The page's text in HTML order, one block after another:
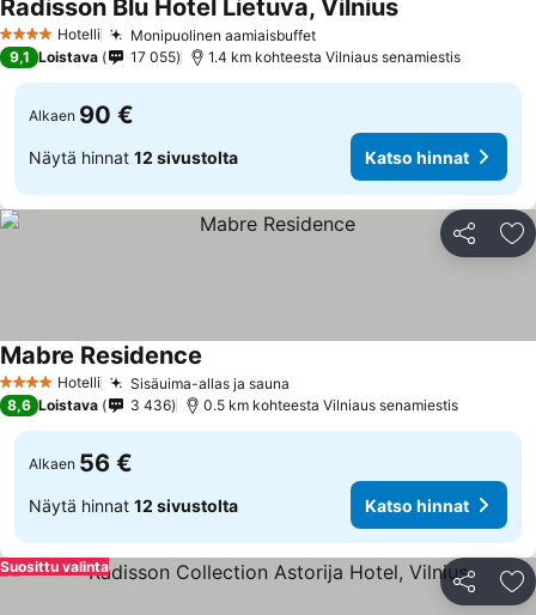
4 Tähtiluokitus
Hotelli Monipuolinen aamiaisbuffetKatso hinnat
Radisson Blu Hotel Lietuva, VilniusKatso hinnat
9,1 Loistava 17 055 1.4 km kohteesta Vilniaus senamiestis
Alkaen 90 €
Näytä hinnat 12 sivustolta Katso hinnat
Jaa
4 Tähtiluokitus
Hotelli Sisäuima-allas ja sauna
Mabre Residence
8,6 Loistava 3 436 0.5 km kohteesta Vilniaus senamiestis
Alkaen 56 €
Näytä hinnat 12 sivustolta Katso hinnat
Jaa
Suosittu valinta